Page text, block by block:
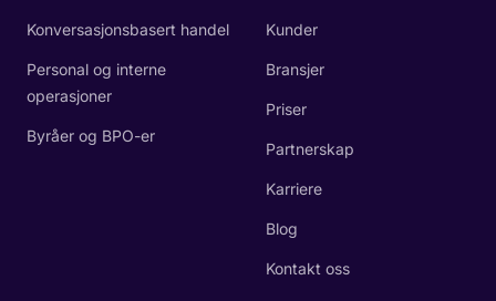
Konversasjonsbasert handel
Personal og interne
operasjoner
Byråer og BPO-er
Kunder
Bransjer
Priser
Partnerskap
Karriere
Blog
Kontakt oss